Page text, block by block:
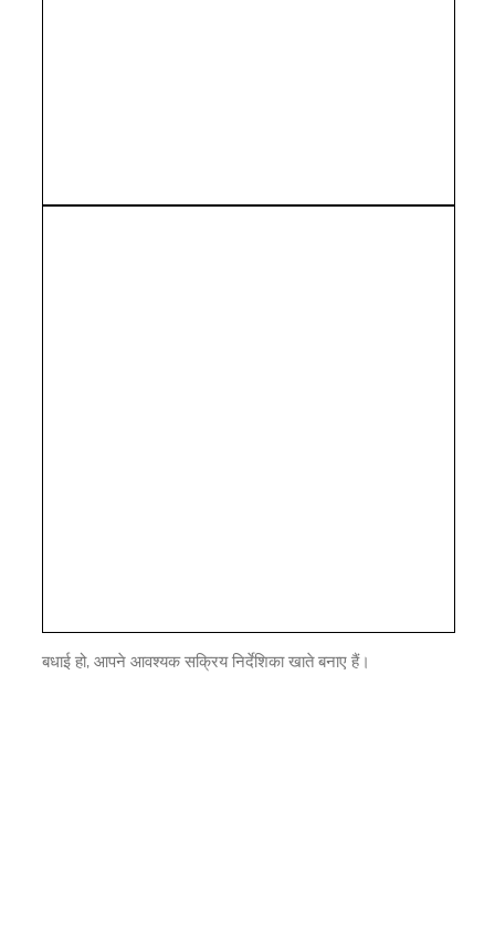
बधाई हो, आपने आवश्यक सक्रिय निर्देशिका खाते बनाए हैं।